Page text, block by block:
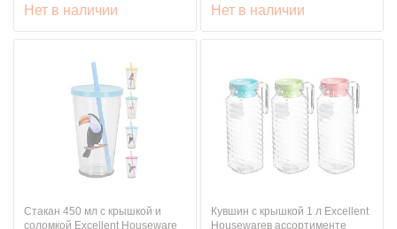
Нет в наличии Нет в наличии
Стакан 450 мл с крышкой и
соломкой Excellent Houseware
Кувшин с крышкой 1 л Excellent
Housewareв ассортименте